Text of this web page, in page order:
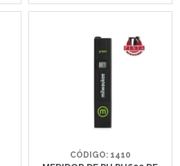
CÓDIGO: 1410